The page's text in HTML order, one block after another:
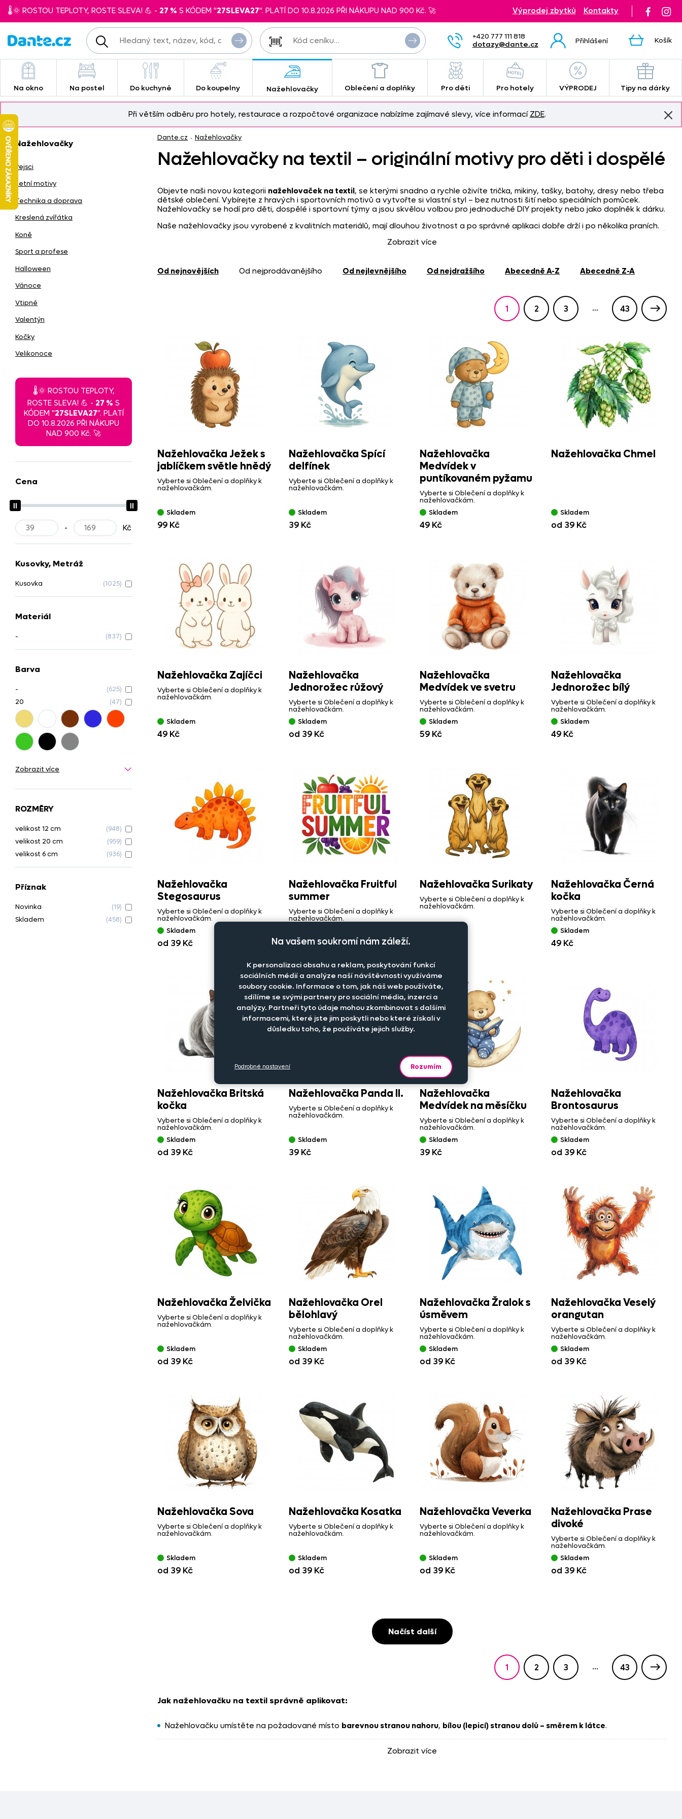
+420 777 111 818
dotazy@dante.cz
Přihlášení Košík
🌡️🌞 ROSTOU TEPLOTY, ROSTE SLEVA! 💪 - 27 % S KÓDEM "27SLEVA27". PLATÍ DO 10.8.2026 PŘI NÁKUPU NAD 900 Kč. 🚀 Výprodej zbytků Kontakty
Na okno Na postel Do kuchyně Do koupelny Nažehlovačky Oblečení a doplňky Pro děti Pro hotely VÝPRODEJ Tipy na dárky
Při větším odběru pro hotely, restaurace a rozpočtové organizace nabízíme zajímavé slevy, více informací ZDE.
Dante.cz - Nažehlovačky
Nažehlovačky na textil – originální motivy pro děti i dospělé
Objevte naši novou kategorii nažehlovaček na textil, se kterými snadno a rychle oživíte trička, mikiny, tašky, batohy, dresy nebo třeba
dětské oblečení. Vybírejte z hravých i sportovních motivů a vytvořte si vlastní styl – bez nutnosti šití nebo speciálních pomůcek.
Nažehlovačky se hodí pro děti, dospělé i sportovní týmy a jsou skvělou volbou pro jednoduché DIY projekty nebo jako doplněk k dárku.
Naše nažehlovačky jsou vyrobené z kvalitních materiálů, mají dlouhou životnost a po správné aplikaci dobře drží i po několika praních.
Nechte chvíli vychladnout a
opatrně odstraňte přenosovou fólii
Na motiv znovupoložte pečicí papír a krátce přežehlete
, aby se motiv lépe zafixoval.
Před praním nažehlené textilie počkejte ideálně 24 hodin, poté perte nažehlovačku z rubu na maximálně 40-60 °C, bez aviváže a v
šetrném pracím programu, nesušte v sušičce, aby nedošlo k jejímu poškození nebo odlepení.
Zobrazit více
od nejnovějších od nejprodávanějšího od nejlevnějšího od nejdražšího abecedně A-Z abecedně Z-A
1 2 3 ... 43
Nažehlovačka Ježek s
jablíčkem světle hnědý
Vyberte si Oblečení a doplňky k
nažehlovačkám.
Skladem
99 Kč
Nažehlovačka Spící
delfínek
Vyberte si Oblečení a doplňky k
nažehlovačkám.
Skladem
39 Kč
Nažehlovačka
Medvídek v
puntíkovaném pyžamu
Vyberte si Oblečení a doplňky k
nažehlovačkám.
Skladem
49 Kč
Nažehlovačka Chmel
Skladem
od 39 Kč
Nažehlovačka Zajíčci
Vyberte si Oblečení a doplňky k
nažehlovačkám.
Skladem
49 Kč
Nažehlovačka
Jednorožec růžový
Vyberte si Oblečení a doplňky k
nažehlovačkám.
Skladem
od 39 Kč
Nažehlovačka
Medvídek ve svetru
Vyberte si Oblečení a doplňky k
nažehlovačkám.
Skladem
59 Kč
Nažehlovačka
Jednorožec bílý
Vyberte si Oblečení a doplňky k
nažehlovačkám.
Skladem
49 Kč
Nažehlovačka
Stegosaurus
Vyberte si Oblečení a doplňky k
nažehlovačkám.
Skladem
od 39 Kč
Nažehlovačka Fruitful
summer
Vyberte si Oblečení a doplňky k
nažehlovačkám.
169 Kč
Nažehlovačka Surikaty
Vyberte si Oblečení a doplňky k
nažehlovačkám.
Nažehlovačka Černá
kočka
Vyberte si Oblečení a doplňky k
nažehlovačkám.
Skladem
49 Kč
Nažehlovačka Britská
kočka
Vyberte si Oblečení a doplňky k
nažehlovačkám.
Skladem
od 39 Kč
Nažehlovačka Panda II.
Vyberte si Oblečení a doplňky k
nažehlovačkám.
Skladem
39 Kč
Nažehlovačka
Medvídek na měsíčku
Vyberte si Oblečení a doplňky k
nažehlovačkám.
Skladem
39 Kč
Nažehlovačka
Brontosaurus
Vyberte si Oblečení a doplňky k
nažehlovačkám.
Skladem
od 39 Kč
Nažehlovačka Želvička
Vyberte si Oblečení a doplňky k
nažehlovačkám.
Skladem
od 39 Kč
Nažehlovačka Orel
bělohlavý
Vyberte si Oblečení a doplňky k
nažehlovačkám.
Skladem
od 39 Kč
Nažehlovačka Žralok s
úsměvem
Vyberte si Oblečení a doplňky k
nažehlovačkám.
Skladem
od 39 Kč
Nažehlovačka Veselý
orangutan
Vyberte si Oblečení a doplňky k
nažehlovačkám.
Skladem
od 39 Kč
Nažehlovačka Sova
Vyberte si Oblečení a doplňky k
nažehlovačkám.
Skladem
od 39 Kč
Nažehlovačka Kosatka
Vyberte si Oblečení a doplňky k
nažehlovačkám.
Skladem
od 39 Kč
Nažehlovačka Veverka
Vyberte si Oblečení a doplňky k
nažehlovačkám.
Skladem
od 39 Kč
Nažehlovačka Prase
divoké
Vyberte si Oblečení a doplňky k
nažehlovačkám.
Skladem
od 39 Kč
Načíst další
1 2 3 ... 43
Jak nažehlovačku na textil správně aplikovat:
Nažehlovačku umístěte na požadované místo barevnou stranou nahoru, bílou (lepicí) stranou dolů – směrem k látce.
Zakryjte jipečicím papírem.
Zobrazit více
Nažehlovačky
Pejsci
Letní motivy
Technika a doprava
Kreslená zvířátka
Koně
Sport a profese
Halloween
Vánoce
Vtipné
Valentýn
Kočky
Velikonoce
🌡️🌞 ROSTOU TEPLOTY,
ROSTE SLEVA! 💪 - 27 % S
KÓDEM "27SLEVA27". PLATÍ
DO 10.8.2026 PŘI NÁKUPU
NAD 900 Kč. 🚀
Cena
- Kč
Kusovky, Metráž
Kusovka (1025)
Materiál
- (837)
Barva
-
(625)
20
(47)
Zobrazit více
ROZMĚRY
velikost 12 cm
(948)
velikost 20 cm
(959)
velikost 6 cm
(936)
Příznak
Novinka
(19)
Skladem
(458)
Na vašem soukromí nám záleží.
K personalizaci obsahu a reklam, poskytování funkcí
sociálních médií a analýze naší návštěvnosti využíváme
soubory cookie. Informace o tom, jak náš web používáte,
sdílíme se svými partnery pro sociální média, inzerci a
analýzy. Partneři tyto údaje mohou zkombinovat s dalšími
informacemi, které jste jim poskytli nebo které získali v
důsledku toho, že používáte jejich služby.
Rozumím
Podrobné nastavení